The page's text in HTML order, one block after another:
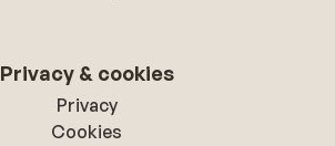
Privacy & cookies
Privacy
Cookies